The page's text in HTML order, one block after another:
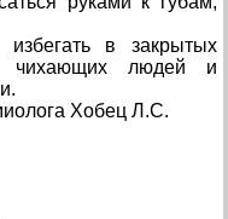
избегать в закрытых
чихающих людей и
Хобец Л.С.